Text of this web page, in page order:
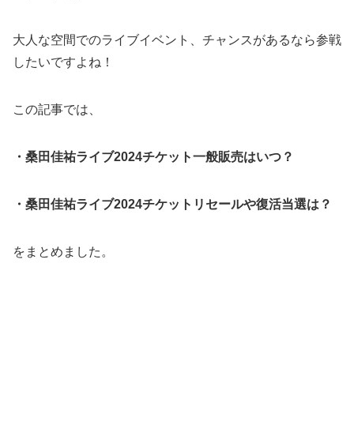
大人な空間でのライブイベント、チャンスがあるなら参戦
したいですよね！
この記事では、
・桑田佳祐ライブ2024チケット一般販売はいつ？
・桑田佳祐ライブ2024チケットリセールや復活当選は？
をまとめました。